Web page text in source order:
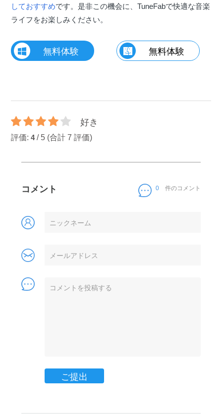
しておすすめです。是非この機会に、TuneFabで快適な音楽
ライフをお楽しみください。
無料体験 無料体験
好き
評価:4/5 (合計7 評価)
コメント 0 件のコメント
ご提出